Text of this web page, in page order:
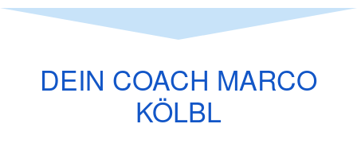
DEIN COACH MARCO
KÖLBL